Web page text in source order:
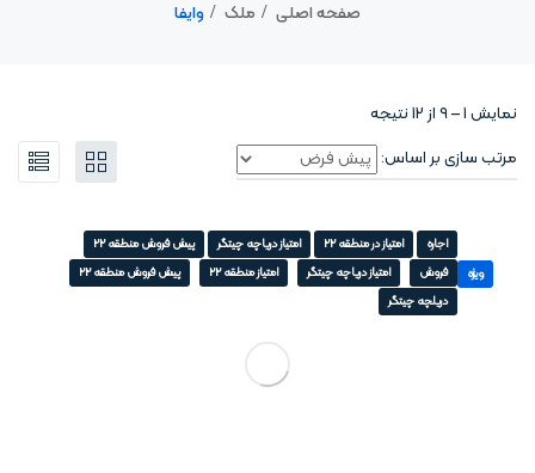
صفحه اصلی ملک وایفا
نمایش1
–
9از 12 نتیجه
مرتب سازی بر اساس:
ویژه
اجاره امتیاز در منطقه 22 امتیاز دریاچه چیتگر
پیش فروش منطقه 22
فروش
امتیاز دریاچه چیتگر امتیاز منطقه 22
پیش فروش منطقه 22
دریلچه چیتگر